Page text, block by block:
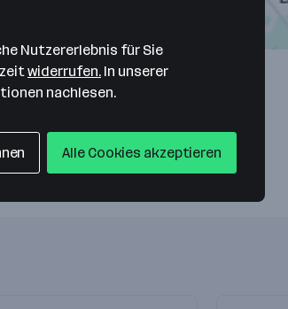
Nutzererlebnis für Sie
widerrufen. In unserer
nachlesen.
Alle Cookies akzeptieren